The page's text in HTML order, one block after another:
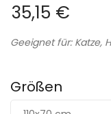
35,15 €
Geeignet für: Katze,
Größen